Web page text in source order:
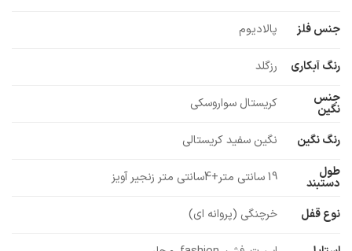
جنس فلز پالادیوم
رنگ آبکاری
رزگلد
جنس
نگین کریستال سواروسکی
رنگ نگین
نگین سفید کریستالی
طول
دستبند 19 سانتی متر+4سانتی متر زنجیر آویز
نوع قفل خرچنگی (پروانه ای)